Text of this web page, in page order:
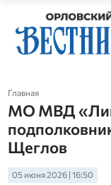
Главная
МО МВД
Щеглов
05 июня 2026 | 16:50